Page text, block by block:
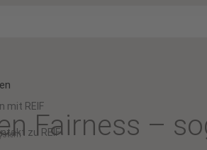
mit REIF
zu REIF
Fairness –